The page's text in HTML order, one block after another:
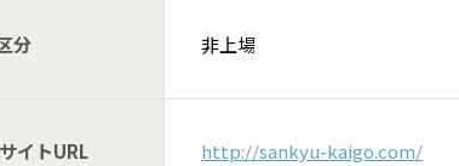
分 非上場
イトURL http://sankyu-kaigo.com/